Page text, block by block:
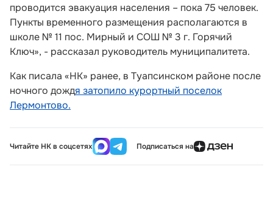
проводится эвакуация населения – пока 75 человек.
Пункты временного размещения располагаются в
школе № 11 пос. Мирный и СОШ № 3 г. Горячий
Ключ», - рассказал руководитель муниципалитета.
Как писала «НК» ранее, в Туапсинском районе после
ночного дождя затопило курортный поселок
Лермонтово.
Читайте НК в соцсетях Подписаться на